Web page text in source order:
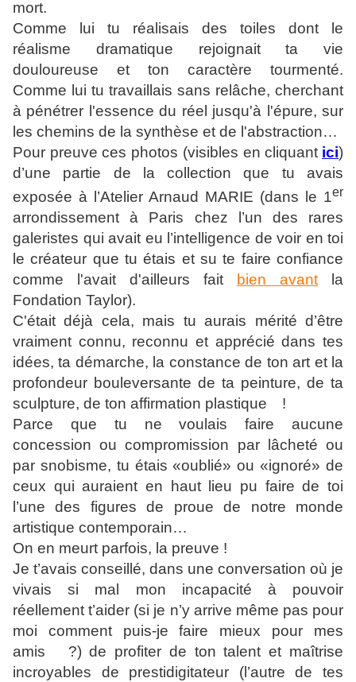
mort.
Comme lui tu réalisais des toiles dont le
réalisme dramatique rejoignait ta vie
douloureuse et ton caractère tourmenté.
Comme lui tu travaillais sans relâche, cherchant
à pénétrer l'essence du réel jusqu'à l'épure, sur
les chemins de la synthèse et de l'abstraction…
Pour preuve ces photos (visibles en cliquant ici)
d’une partie de la collection que tu avais
exposée à l’Atelier Arnaud MARIE (dans le 1er
arrondissement à Paris chez l’un des rares
galeristes qui avait eu l’intelligence de voir en toi
le créateur que tu étais et su te faire confiance
comme l'avait d'ailleurs fait bien avantla
Fondation Taylor).
C'était déjà cela, mais tu aurais mérité d’être
vraiment connu, reconnu et apprécié dans tes
idées, ta démarche, la constance de ton art et la
profondeur bouleversante de ta peinture, de ta
sculpture, de ton affirmation plastique !
Parce que tu ne voulais faire aucune
concession ou compromission par lâcheté ou
par snobisme, tu étais «oublié» ou «ignoré» de
ceux qui auraient en haut lieu pu faire de toi
l’une des figures de proue de notre monde
artistique contemporain…
On en meurt parfois, la preuve !
Je t’avais conseillé, dans une conversation où je
vivais si mal mon incapacité à pouvoir
réellement t’aider (si je n’y arrive même pas pour
moi comment puis-je faire mieux pour mes
amis ?) de profiter de ton talent et maîtrise
incroyables de prestidigitateur (l’autre de tes